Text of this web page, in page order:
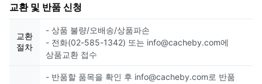
교환 및 반품 신청
교환
절차
- 상품 불량/오배송/상품파손
- 전화(02-585-1342) 또는 info@cacheby.com에
상품교환 접수
- 반품할 품목을 확인 후 info@cacheby.com로 반품